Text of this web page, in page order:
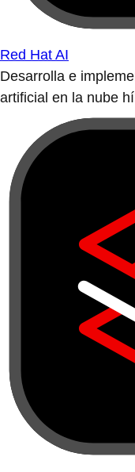
Red Hat AI
Desarrolla e
artificial en la nube